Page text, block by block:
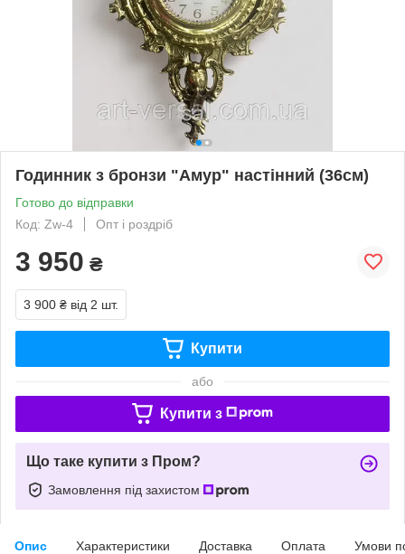
Годинник з бронзи "Амур" настінний (36см)
Готово до відправки
Код: Zw-4
Опт і роздріб
3 950 ₴
3 900 ₴ від 2 шт.
Купити
або
Купити з
Що таке купити з Пром?
Замовлення під захистом
Опис Характеристики Доставка Оплата Умови